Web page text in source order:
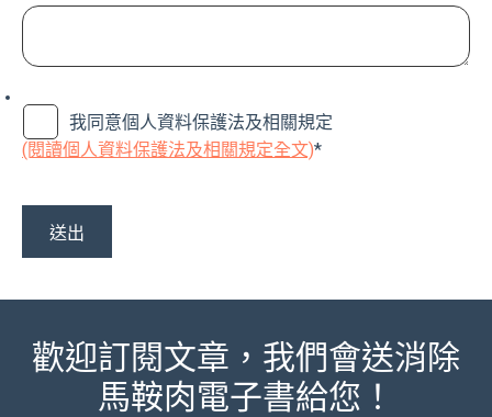
我同意個人資料保護法及相關規定
(閱讀個人資料保護法及相關規定全文)*
歡迎訂閱文章，我們會送消除
馬鞍肉電子書給您！